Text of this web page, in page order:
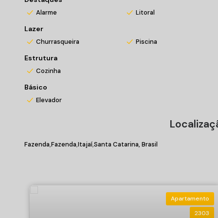
*Valores sujeitos a alteração sem prévio aviso
Matrícula n°3636601
Alarme Litoral
Lazer
Churrasqueira Piscina
Estrutura
Cozinha
Básico
Elevador
Fazenda Fazenda ItajaíSanta Catarina, Brasil
Apartamento
2303